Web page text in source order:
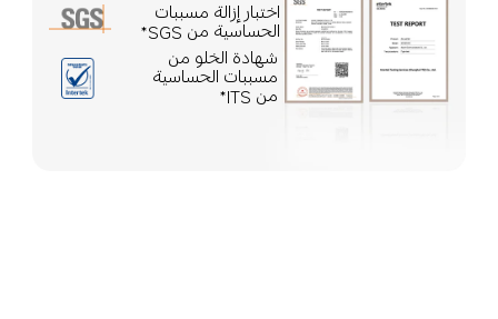
اختبار إزالة مسببات
الحساسية من SGS*
شهادة الخلو من
مسببات الحساسية
من ITS*